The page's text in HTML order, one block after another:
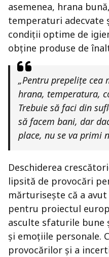
asemenea, hrana
temperaturi adecvate
condiții optime de
obține produse de
„Pentru prepelițe
hrana, temperatura,
Trebuie să faci din
să facem bani, dar
place, nu se va primi
Deschiderea
lipsită de provocări
mărturisește că a
pentru proiectul
asculte sfaturile bune
și emoțiile personale.
provocărilor și a